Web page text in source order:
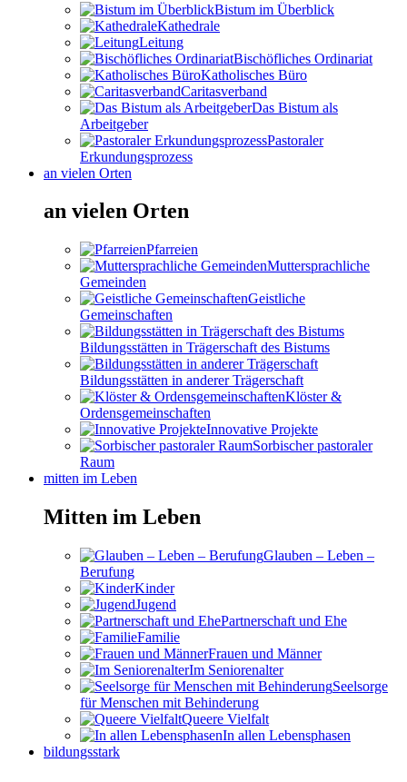
Bistum im Überblick
Kathedrale
Leitung
Bischöfliches Ordinariat
Katholisches Büro
Caritasverband
Das Bistum als
Arbeitgeber
Pastoraler
Erkundungsprozess
an vielen Orten
an vielen Orten
Pfarreien
Muttersprachliche
Gemeinden
Geistliche
Gemeinschaften
Bildungsstätten in Trägerschaft des Bistums
Bildungsstätten in anderer Trägerschaft
Klöster &
Ordensgemeinschaften
Innovative Projekte
Sorbischer pastoraler
Raum
mitten im Leben
Mitten im Leben
Glauben – Leben –
Berufung
Kinder
Jugend
Partnerschaft und Ehe
Familie
Frauen und Männer
Im Seniorenalter
Seelsorge
für Menschen mit Behinderung
Queere Vielfalt
In allen Lebensphasen
bildungsstark